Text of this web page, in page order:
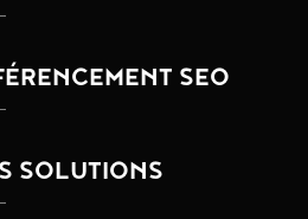
SEO
SOLUTIONS